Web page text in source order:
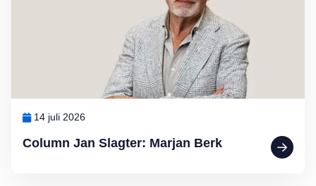
Column Jan Slagter: Marjan Berk
14 juli 2026